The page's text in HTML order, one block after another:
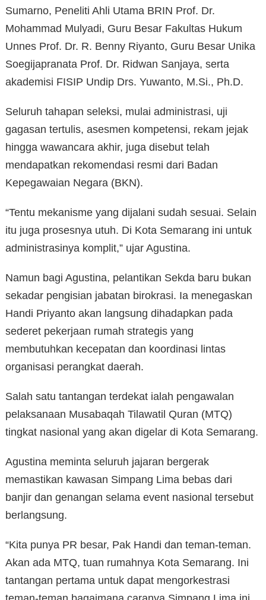
Sumarno, Peneliti Ahli Utama BRIN Prof. Dr.
Mohammad Mulyadi, Guru Besar Fakultas Hukum
Unnes Prof. Dr. R. Benny Riyanto, Guru Besar Unika
Soegijapranata Prof. Dr. Ridwan Sanjaya, serta
akademisi FISIP Undip Drs. Yuwanto, M.Si., Ph.D.
Seluruh tahapan seleksi, mulai administrasi, uji
gagasan tertulis, asesmen kompetensi, rekam jejak
hingga wawancara akhir, juga disebut telah
mendapatkan rekomendasi resmi dari Badan
Kepegawaian Negara (BKN).
“Tentu mekanisme yang dijalani sudah sesuai. Selain
itu juga prosesnya utuh. Di Kota Semarang ini untuk
administrasinya komplit,” ujar Agustina.
Namun bagi Agustina, pelantikan Sekda baru bukan
sekadar pengisian jabatan birokrasi. Ia menegaskan
Handi Priyanto akan langsung dihadapkan pada
sederet pekerjaan rumah strategis yang
membutuhkan kecepatan dan koordinasi lintas
organisasi perangkat daerah.
Salah satu tantangan terdekat ialah pengawalan
pelaksanaan Musabaqah Tilawatil Quran (MTQ)
tingkat nasional yang akan digelar di Kota Semarang.
Agustina meminta seluruh jajaran bergerak
memastikan kawasan Simpang Lima bebas dari
banjir dan genangan selama event nasional tersebut
berlangsung.
“Kita punya PR besar, Pak Handi dan teman-teman.
Akan ada MTQ, tuan rumahnya Kota Semarang. Ini
tantangan pertama untuk dapat mengorkestrasi